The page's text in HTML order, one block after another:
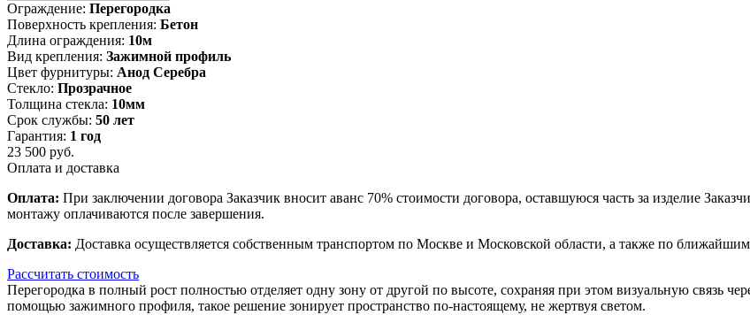
Ограждение: Перегородка
Поверхность крепления: Бетон
Длина ограждения: 10м
Вид крепления: Зажимной профиль
Цвет фурнитуры: Анод Серебра
Стекло: Прозрачное
Толщина стекла: 10мм
Срок службы: 50 лет
Гарантия: 1 год
23 500 руб.
Оплата и доставка
Оплата: При заключении договора Заказчик вносит аванс 70% стоимости договора, оставшуюся часть за изделие
монтажу оплачиваются после завершения.
Доставка: Доставка осуществляется собственным транспортом по Москве и Московской области, а также по
Рассчитать стоимость
Перегородка в полный рост полностью отделяет одну зону от другой по высоте, сохраняя при этом визуальную связь
помощью зажимного профиля, такое решение зонирует пространство по-настоящему, не жертвуя светом.